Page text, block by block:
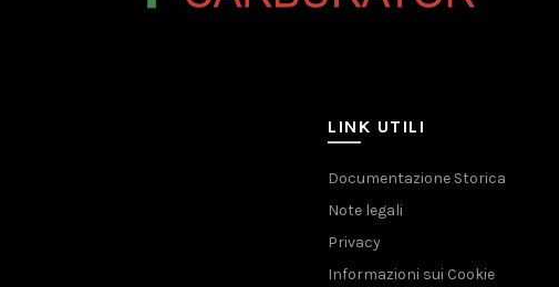
LINK UTILI
Documentazione Storica
Note legali
Privacy
Informazioni sui Cookie